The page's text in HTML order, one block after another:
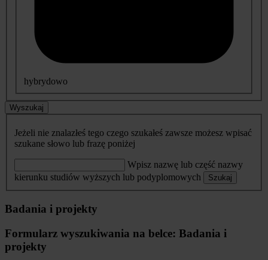
hybrydowo
Wyszukaj
Jeżeli nie znalazłeś tego czego szukałeś zawsze możesz wpisać
szukane słowo lub frazę poniżej
Wpisz nazwę lub część nazwy
kierunku studiów wyższych lub podyplomowych
Szukaj
Badania i projekty
Formularz wyszukiwania na belce: Badania i
projekty